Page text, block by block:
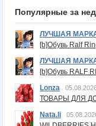
Популярные за
ЛУЧШАЯ
[b]Обувь Ralf
ЛУЧШАЯ
[b]Обувь RALF
Lonza
ТОВАРЫ ДЛЯ
Nata.li